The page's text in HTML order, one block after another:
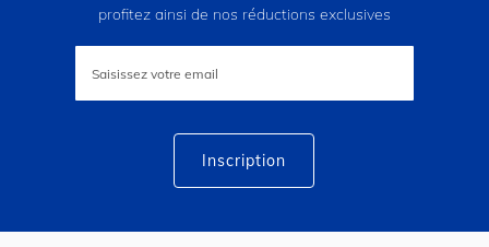
profitez ainsi de nos réductions exclusives
lettre
Inscription